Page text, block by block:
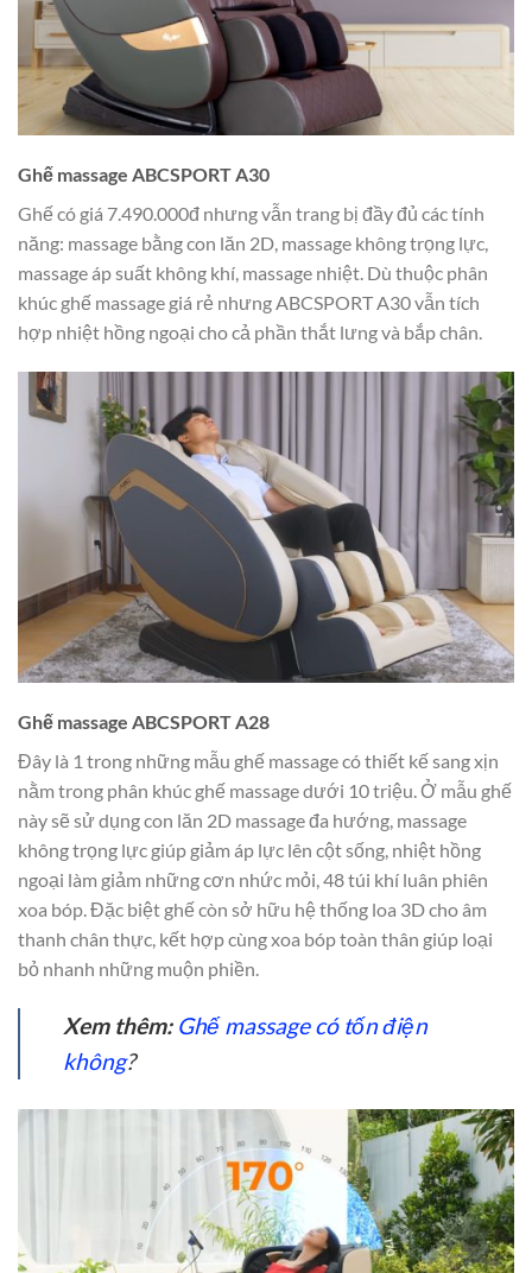
Ghế massage ABCSPORT A30
Ghế có giá 7.490.000đ nhưng vẫn trang bị đầy đủ các tính
năng: massage bằng con lăn 2D, massage không trọng lực,
massage áp suất không khí, massage nhiệt. Dù thuộc phân
khúc ghế massage giá rẻ nhưng ABCSPORT A30 vẫn tích
hợp nhiệt hồng ngoại cho cả phần thắt lưng và bắp chân.
Ghế massage ABCSPORT A28
Đây là 1 trong những mẫu ghế massage có thiết kế sang xịn
nằm trong phân khúc ghế massage dưới 10 triệu. Ở mẫu ghế
này sẽ sử dụng con lăn 2D massage đa hướng, massage
không trọng lực giúp giảm áp lực lên cột sống, nhiệt hồng
ngoại làm giảm những cơn nhức mỏi, 48 túi khí luân phiên
xoa bóp. Đặc biệt ghế còn sở hữu hệ thống loa 3D cho âm
thanh chân thực, kết hợp cùng xoa bóp toàn thân giúp loại
bỏ nhanh những muộn phiền.
Xem thêm: Ghế massage có tốn điện
không?